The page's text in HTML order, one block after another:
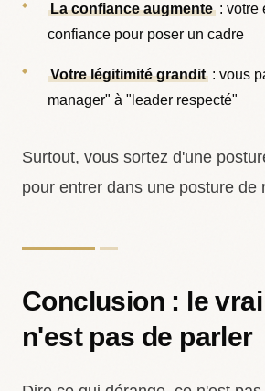
La confiance augmente : votre
confiance pour poser un cadre
Votre légitimité grandit : vous
manager" à "leader respecté"
Surtout, vous sortez d'une
pour entrer dans une posture de
Conclusion : le
n'est pas de parler